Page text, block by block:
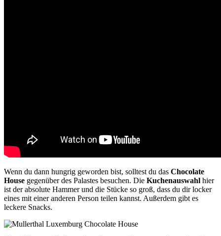
Wenn du dann hungrig geworden bist, solltest du das Chocolate
House gegenüber des Palastes besuchen. Die Kuchenauswahl hier
ist der absolute Hammer und die Stücke so groß, dass du dir locker
eines mit einer anderen Person teilen kannst. Außerdem gibt es
leckere Snacks.